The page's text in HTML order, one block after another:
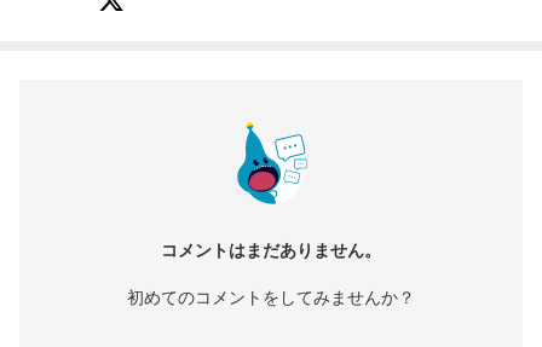
コメントはまだありません。
初めてのコメントをしてみませんか？